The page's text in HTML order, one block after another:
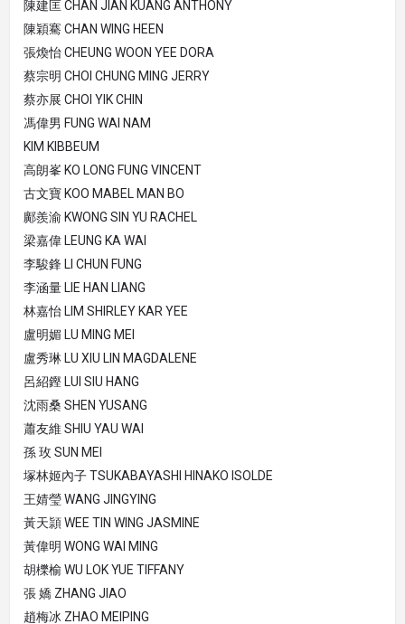
陳建匡 CHAN JIAN KUANG ANTHONY
陳穎騫 CHAN WING HEEN
張煥怡 CHEUNG WOON YEE DORA
蔡宗明 CHOI CHUNG MING JERRY
蔡亦展 CHOI YIK CHIN
馮偉男 FUNG WAI NAM
KIM KIBBEUM
高朗峯 KO LONG FUNG VINCENT
古文寶 KOO MABEL MAN BO
鄺羨渝 KWONG SIN YU RACHEL
梁嘉偉 LEUNG KA WAI
李駿鋒 LI CHUN FUNG
李涵量 LIE HAN LIANG
林嘉怡 LIM SHIRLEY KAR YEE
盧明媚 LU MING MEI
盧秀琳 LU XIU LIN MAGDALENE
呂紹鏗 LUI SIU HANG
沈雨桑 SHEN YUSANG
蕭友維 SHIU YAU WAI
孫 玫 SUN MEI
塚林姬內子 TSUKABAYASHI HINAKO ISOLDE
王婧瑩 WANG JINGYING
黃天頴 WEE TIN WING JASMINE
黃偉明 WONG WAI MING
胡櫟榆 WU LOK YUE TIFFANY
張 嬌 ZHANG JIAO
趙梅冰 ZHAO MEIPING